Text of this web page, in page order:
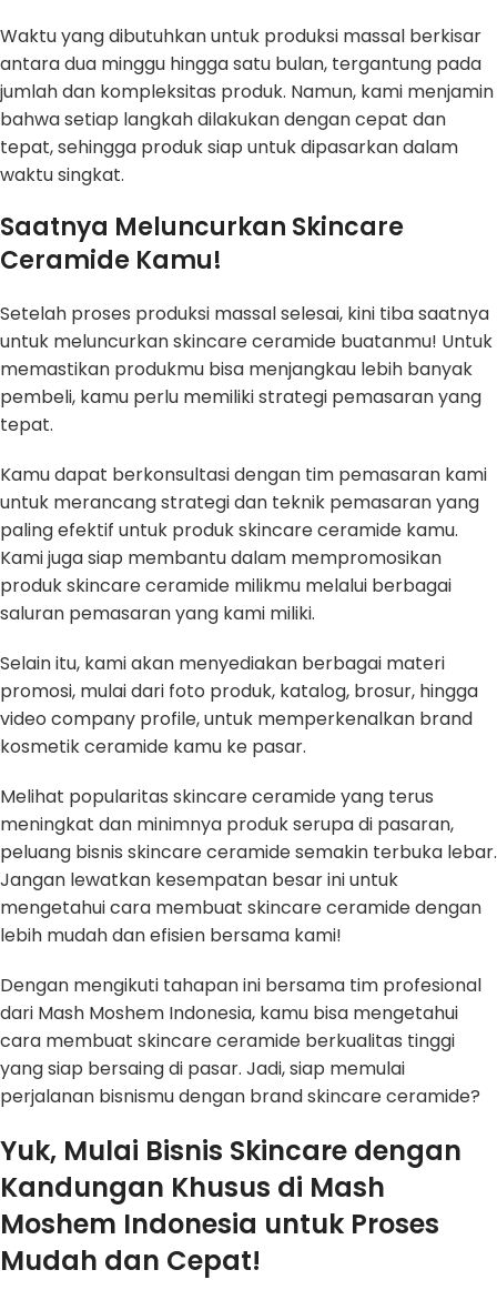
Waktu yang dibutuhkan untuk produksi massal berkisar
antara dua minggu hingga satu bulan, tergantung pada
jumlah dan kompleksitas produk. Namun, kami menjamin
bahwa setiap langkah dilakukan dengan cepat dan
tepat, sehingga produk siap untuk dipasarkan dalam
waktu singkat.
Saatnya Meluncurkan Skincare
Ceramide Kamu!
Setelah proses produksi massal selesai, kini tiba saatnya
untuk meluncurkan skincare ceramide buatanmu! Untuk
memastikan produkmu bisa menjangkau lebih banyak
pembeli, kamu perlu memiliki strategi pemasaran yang
tepat.
Kamu dapat berkonsultasi dengan tim pemasaran kami
untuk merancang strategi dan teknik pemasaran yang
paling efektif untuk produk skincare ceramide kamu.
Kami juga siap membantu dalam mempromosikan
produk skincare ceramide milikmu melalui berbagai
saluran pemasaran yang kami miliki.
Selain itu, kami akan menyediakan berbagai materi
promosi, mulai dari foto produk, katalog, brosur, hingga
video company profile, untuk memperkenalkan brand
kosmetik ceramide kamu ke pasar.
Melihat popularitas skincare ceramide yang terus
meningkat dan minimnya produk serupa di pasaran,
peluang bisnis skincare ceramide semakin terbuka lebar.
Jangan lewatkan kesempatan besar ini untuk
mengetahui cara membuat skincare ceramide dengan
lebih mudah dan efisien bersama kami!
Dengan mengikuti tahapan ini bersama tim profesional
dari Mash Moshem Indonesia, kamu bisa mengetahui
cara membuat skincare ceramide berkualitas tinggi
yang siap bersaing di pasar. Jadi, siap memulai
perjalanan bisnismu dengan brand skincare ceramide?
Yuk, Mulai Bisnis Skincare dengan
Kandungan Khusus di Mash
Moshem Indonesia untuk Proses
Mudah dan Cepat!